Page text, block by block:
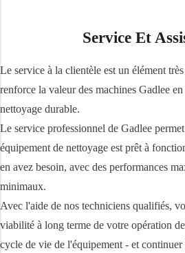
Service Et
Le service à la clientèle est un élément
renforce la valeur des machines Gadlee
nettoyage durable.
Le service professionnel de Gadlee
équipement de nettoyage est prêt à
en avez besoin, avec des performances
minimaux.
Avec l'aide de nos techniciens qualifiés,
viabilité à long terme de votre opération
cycle de vie de l'équipement - et